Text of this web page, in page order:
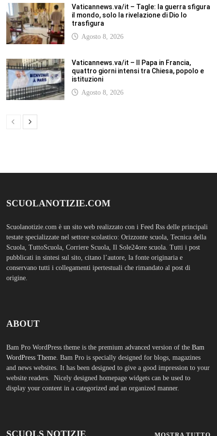
Vaticannews.va/it – Tagle: la guerra sfigura
il mondo, solo la rivelazione di Dio lo
trasfigura
Agosto 8, 2026
Vaticannews.va/it – Il Papa in Francia,
quattro giorni intensi tra Chiesa, popolo e
istituzioni
Agosto 8, 2026
SCUOLANOTIZIE.COM
Scuolanotizie.com è un sito web realizzato con i Feed Rss delle principali
testate specializzate nel settore scolastico: Orizzonte scuola, Tecnica della
Scuola, TuttoScuola, Corriere Scuola, Il Sole24ore scuola. Tutti i post
pubblicati in sintesi sul sito, citano l’autore, la fonte originaria e
conservano tutti i collegamenti ipertestuali che rimandato al post di
origine.
ABOUT
Bam Pro WordPress theme is the premium advanced version of the Bam
WordPress Theme. Bam Pro is specially designed for blogs, magazines
and news websites. It has been designed to give a good impression to your
website readers. Nicely designed homepage widgets can be used to
display your content in a categorized and an organized manner.
SCUOLS NOTIZIE